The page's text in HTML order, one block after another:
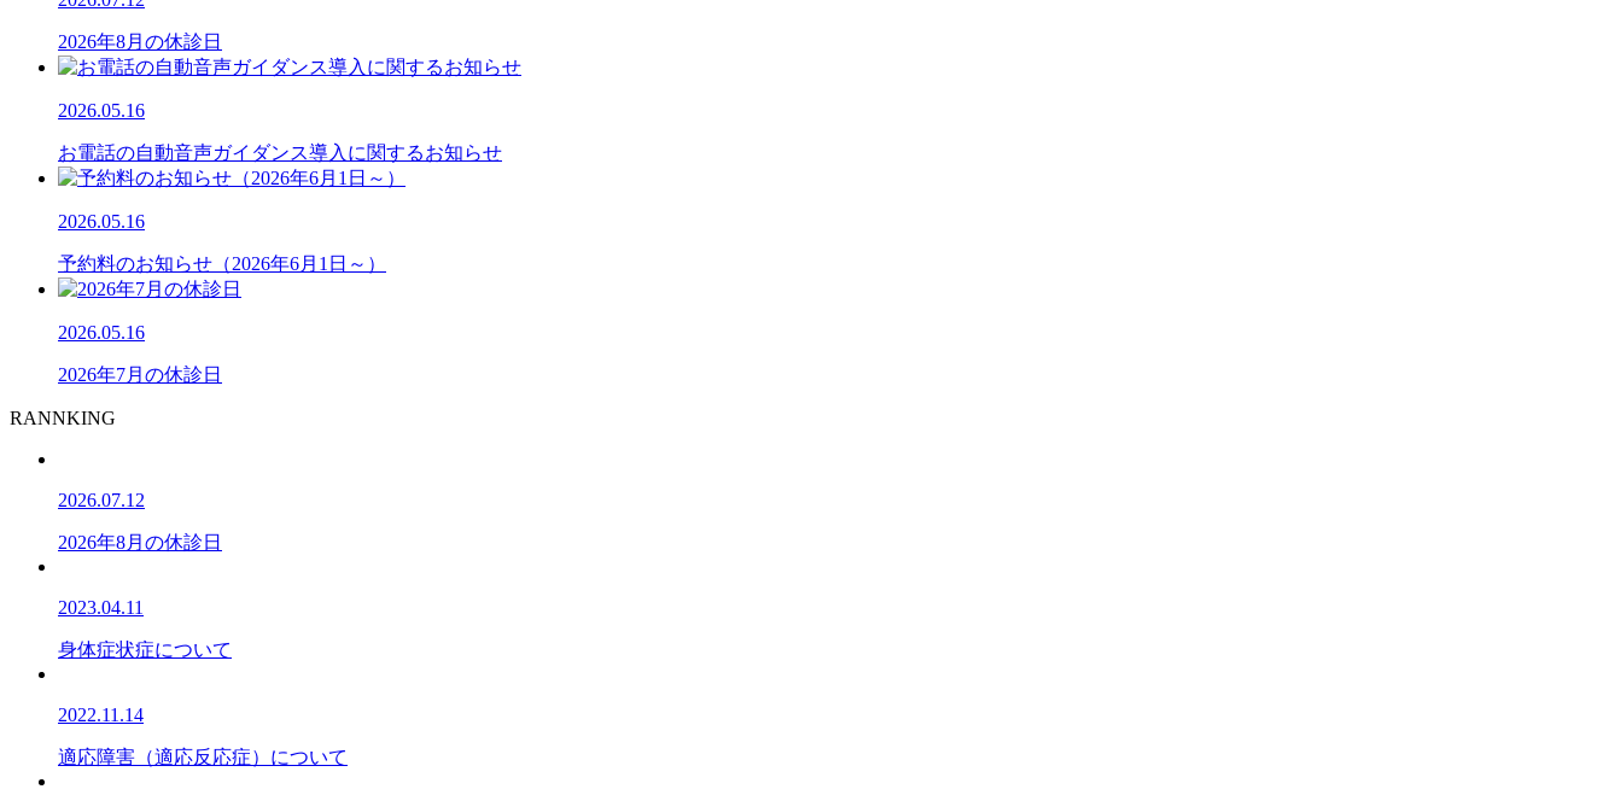
2026年8月の休診日
2026.05.16
お電話の自動音声ガイダンス導入に関するお知らせ
2026.05.16
予約料のお知らせ（2026年6月1日～）
2026.05.16
2026年7月の休診日
RANNKING
2026.07.12
2026年8月の休診日
2023.04.11
身体症状症について
2022.11.14
適応障害（適応反応症）について